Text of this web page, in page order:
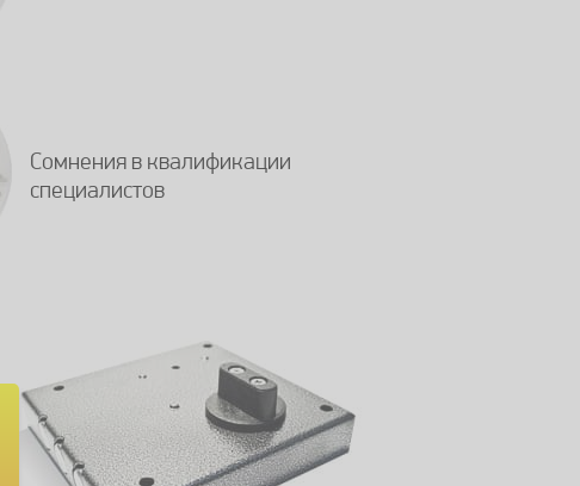
Сомнения в квалификации
специалистов